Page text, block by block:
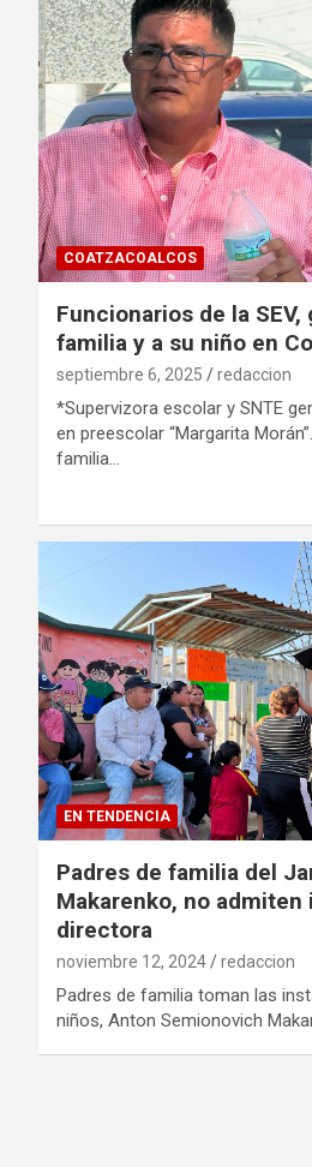
COATZACOALCOS
Funcionarios de la
familia y a su niño en
septiembre 6, 2025 redaccion
*Supervizora escolar y SNTE
en preescolar “Margarita
familia…
EN TENDENCIA
Padres de familia del
Makarenko, no
directora
noviembre 12, 2024 redaccion
Padres de familia toman las
niños, Anton Semionovich